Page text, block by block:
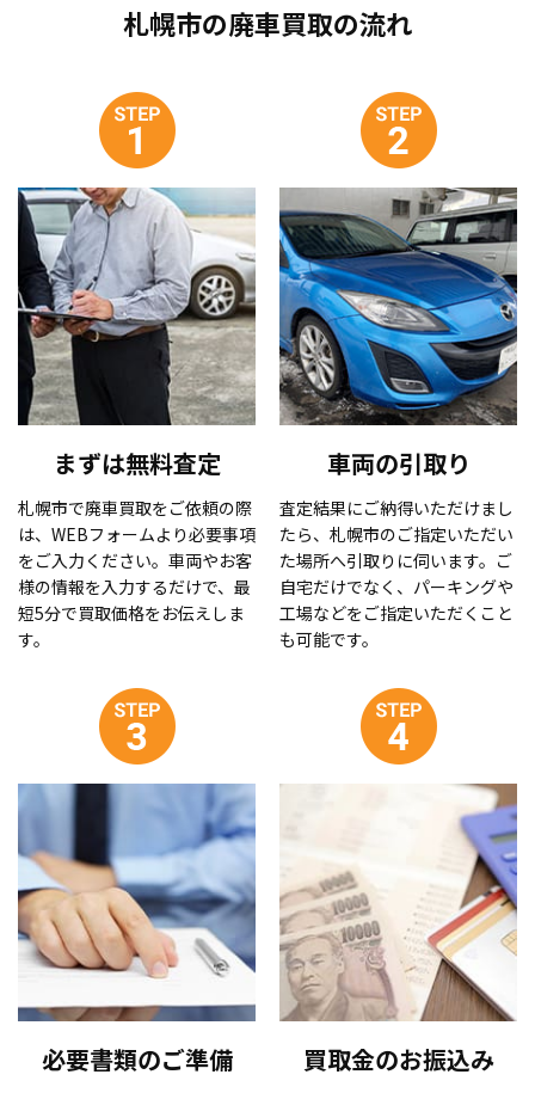
札幌市の廃車買取の流れ
まずは無料査定
札幌市で廃車買取をご依頼の際
は、WEBフォームより必要事項
をご入力ください。車両やお客
様の情報を入力するだけで、最
短5分で買取価格をお伝えしま
す。
車両の引取り
査定結果にご納得いただけまし
たら、札幌市のご指定いただい
た場所へ引取りに伺います。ご
自宅だけでなく、パーキングや
工場などをご指定いただくこと
も可能です。
必要書類のご準備 買取金のお振込み